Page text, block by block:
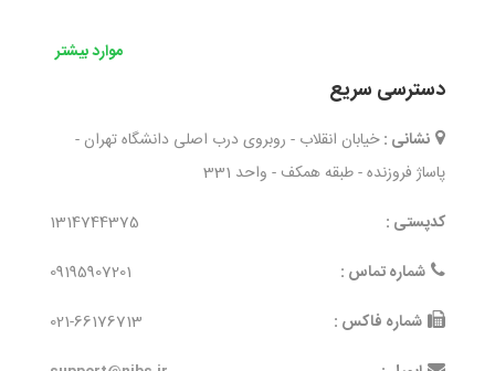
موارد بیشتر
دسترسی سریع
نشانی : خیابان انقلاب - روبروی درب اصلی دانشگاه تهران -
پاساژ فروزنده - طبقه همکف - واحد 331
کدپستی :
1314744375
شماره تماس :
09195907201
شماره فاکس :
021-66176713